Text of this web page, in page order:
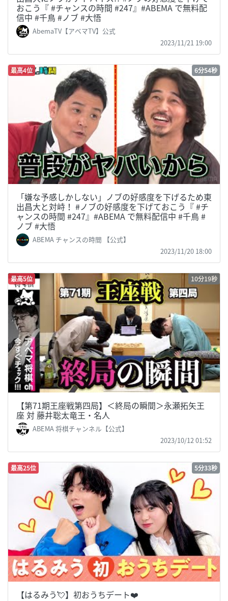
おこう『 #チャンスの時間 #247』#ABEMA で無料配
信中 #千鳥 #ノブ #大悟
AbemaTV【アベマTV】公式
2023/11/21 19:00
最高4位 6分54秒
「嫌な予感しかしない」ノブの好感度を下げるため東
出昌大と対峙！ #ノブの好感度を下げておこう『 #チ
ャンスの時間 #247』#ABEMA で無料配信中 #千鳥 #
ノブ #大悟
ABEMA チャンスの時間 【公式】
2023/11/20 18:00
最高5位 10分19秒
【第71期王座戦第四局】＜終局の瞬間＞永瀬拓矢王
座 対 藤井聡太竜王・名人
ABEMA 将棋チャンネル【公式】
2023/10/12 01:52
最高25位 5分33秒
【はるみう💘】初おうちデート❤️